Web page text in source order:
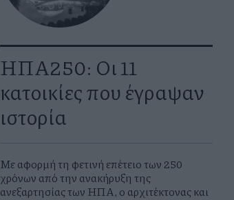
ΗΠΑ250: Οι 11
κατοικίες που έγραψαν
ιστορία
Με αφορμή τη φετινή επέτειο των 250
χρόνων από την ανακήρυξη της
ανεξαρτησίας των ΗΠΑ, ο αρχιτέκτονας και